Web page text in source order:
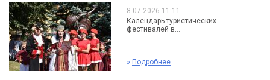
8.07.2026 11:11
Календарь туристических
фестивалей в...
» Подробнее